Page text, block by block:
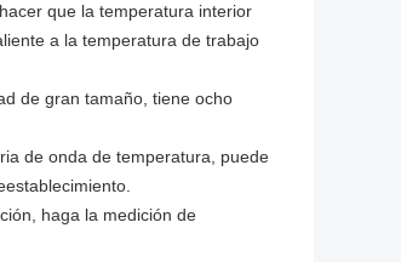
que la temperatura interior
a la temperatura de trabajo
de gran tamaño, tiene ocho
de onda de temperatura, puede
haga la medición de